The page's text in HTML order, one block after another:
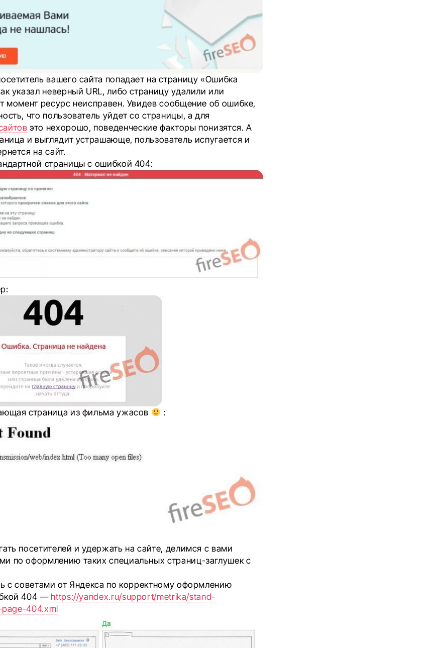
вашего сайта попадает на страницу «Ошибка
указал неверный URL, либо страницу удалили или
момент ресурс неисправен. Увидев сообщение об ошибке,
что пользователь уйдет со страницы, а для
это нехорошо, поведенческие факторы понизятся. А
и выглядит устрашающе, пользователь испугается и
на сайт.
страницы с ошибкой 404:
страница из фильма ужасов :
посетителей и удержать на сайте, делимся с вами
по оформлению таких специальных страниц-заглушек с
с советами от Яндекса по корректному оформлению
404 — https://yandex.ru/support/metrika/stand-
404.xml